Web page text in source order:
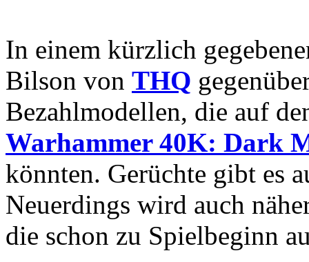
In einem kürzlich
Bilson von THQ
Bezahlmodellen, die auf
Warhammer 40K: Dark
könnten. Gerüchte gibt es
Neuerdings wird auch
die schon zu Spielbeginn